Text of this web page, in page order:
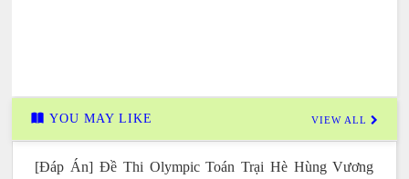
YOU MAY LIKE VIEW ALL
[Đáp Án] Đề Thi Olympic Toán Trại Hè Hùng Vương